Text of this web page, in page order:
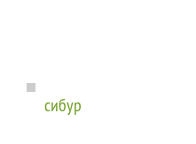
сибур